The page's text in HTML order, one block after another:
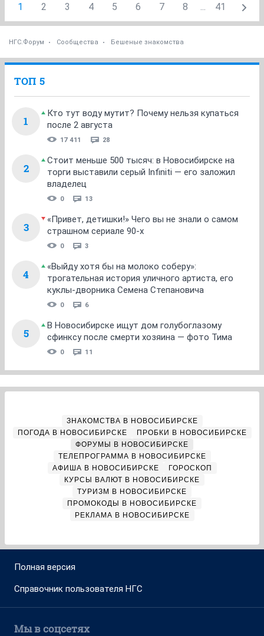
1 2 3 4 5 6 7 8 ... 41
НГС.Форум Сообщества Бешеные знакомства
ТОП 5
1
Кто тут воду мутит? Почему нельзя купаться
после 2 августа
17 411 28
2
Стоит меньше 500 тысяч: в Новосибирске на
торги выставили серый Infiniti — его заложил
владелец
0 13
3
«Привет, детишки!» Чего вы не знали о самом
страшном сериале 90-х
0 3
4
«Выйду хотя бы на молоко соберу»:
трогательная история уличного артиста, его
куклы-дворника Семена Степановича
0 6
5
В Новосибирске ищут дом голубоглазому
сфинксу после смерти хозяина — фото Тима
0 11
ЗНАКОМСТВА В НОВОСИБИРСКЕ
ПОГОДА В НОВОСИБИРСКЕ
ПРОБКИ В НОВОСИБИРСКЕ
ФОРУМЫ В НОВОСИБИРСКЕ
ТЕЛЕПРОГРАММА В НОВОСИБИРСКЕ
АФИША В НОВОСИБИРСКЕ
ГОРОСКОП
КУРСЫ ВАЛЮТ В НОВОСИБИРСКЕ
ТУРИЗМ В НОВОСИБИРСКЕ
ПРОМОКОДЫ В НОВОСИБИРСКЕ
РЕКЛАМА В НОВОСИБИРСКЕ
Полная версия
Справочник пользователя НГС
Мы в соцсетях